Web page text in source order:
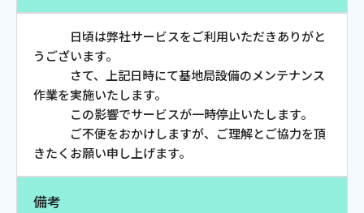
お電話でのお問い合わせ
受付時間：9:30〜18:00 年中無休
Webメール
日頃は弊社サービスをご利用いただきありがと
うございます。
さて、上記日時にて基地局設備のメンテナンス
作業を実施いたします。
この影響でサービスが一時停止いたします。
ご不便をおかけしますが、ご理解とご協力を頂
きたくお願い申し上げます。
備考